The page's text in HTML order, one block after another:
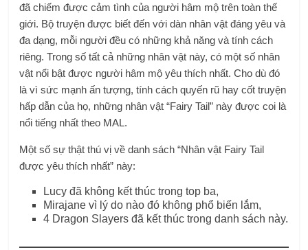
đã chiếm được cảm tình của người hâm mộ trên toàn thế
giới. Bộ truyện được biết đến với dàn nhân vật đáng yêu và
đa dạng, mỗi người đều có những khả năng và tính cách
riêng. Trong số tất cả những nhân vật này, có một số nhân
vật nổi bật được người hâm mộ yêu thích nhất. Cho dù đó
là vì sức mạnh ấn tượng, tính cách quyến rũ hay cốt truyện
hấp dẫn của họ, những nhân vật “Fairy Tail” này được coi là
nổi tiếng nhất theo MAL.
Một số sự thật thú vị về danh sách “Nhân vật Fairy Tail
được yêu thích nhất” này:
Lucy đã không kết thúc trong top ba,
Mirajane vì lý do nào đó không phổ biến lắm,
4 Dragon Slayers đã kết thúc trong danh sách này.